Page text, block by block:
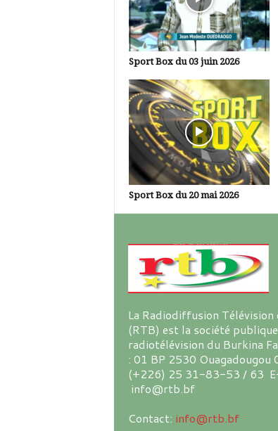
Sport Box du 03 juin 2026
Sport Box du 20 mai 2026
La Radiodiffusion Télévision
(RTB) est la société
radiotélévision du Burkina
: 01 BP 2530 Ouagadougou
(+226) 25 31-83-53 / 63
info@rtb.bf
Contact: info@rtb.bf